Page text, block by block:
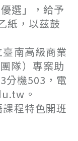
選」，給予
紙，以茲鼓
南高級商業
隊）專案助
分機503，電
。
程特色開班